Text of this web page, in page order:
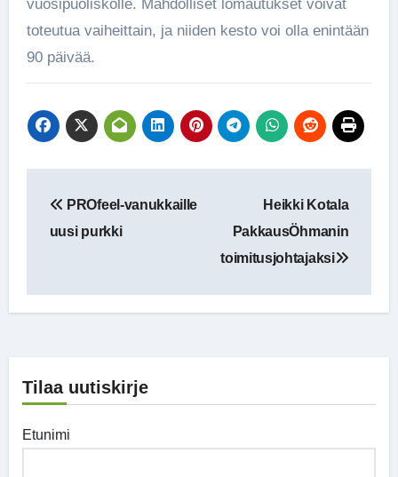
vuosipuoliskolle. Mahdolliset lomautukset voivat
toteutua vaiheittain, ja niiden kesto voi olla enintään
90 päivää.
selaus
PROfeel-vanukkaille
uusi purkki
Heikki Kotala
PakkausÖhmanin
toimitusjohtajaksi
Tilaa uutiskirje
Etunimi